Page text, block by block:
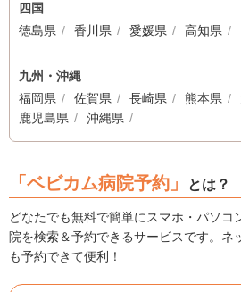
四国
徳島県
香川県 愛媛県 高知県
九州・沖縄
福岡県
佐賀県 長崎県 熊本県
鹿児島県
沖縄県
「ベビカム病院予約」 とは？
どなたでも無料で簡単にスマホ・パソコ
院を検索＆予約できるサービスです。ネ
も予約できて便利！